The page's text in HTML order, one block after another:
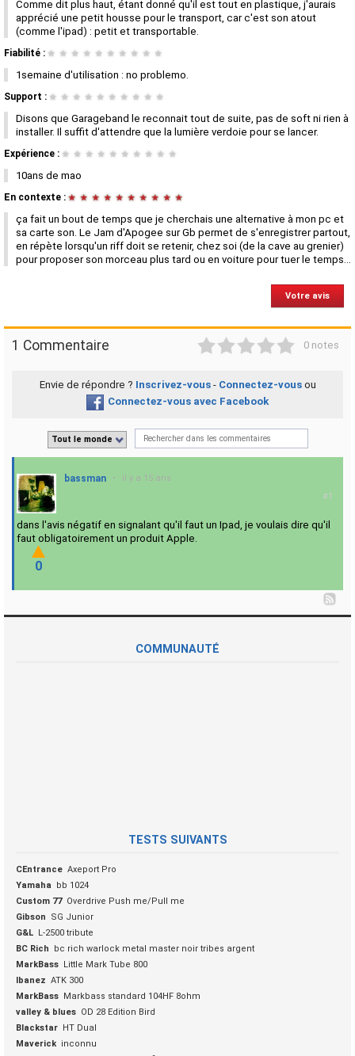
Comme dit plus haut, étant donné qu'il est tout en plastique, j'aurais
apprécié une petit housse pour le transport, car c'est son atout
(comme l'ipad) : petit et transportable.
Fiabilité : ★ ★ ★ ★ ★ ★ ★ ★ ★ ★
1semaine d'utilisation : no problemo.
Support : ★ ★ ★ ★ ★ ★ ★ ★ ★ ★
Disons que Garageband le reconnait tout de suite, pas de soft ni rien à
installer. Il suffit d'attendre que la lumière verdoie pour se lancer.
Expérience : ★ ★ ★ ★ ★ ★ ★ ★ ★ ★
10ans de mao
En contexte : ★ ★ ★ ★ ★ ★ ★ ★ ★ ★
ça fait un bout de temps que je cherchais une alternative à mon pc et
sa carte son. Le Jam d'Apogee sur Gb permet de s'enregistrer partout,
en répète lorsqu'un riff doit se retenir, chez soi (de la cave au grenier)
pour proposer son morceau plus tard ou en voiture pour tuer le temps...
Votre avis
1 Commentaire 0 notes
Envie de répondre ? Inscrivez-vous- Connectez-vousou
Connectez-vous avec Facebook
Tout le monde
#1
bassman • il y a 15 ans
dans l'avis négatif en signalant qu'il faut un Ipad, je voulais dire qu'il
faut obligatoirement un produit Apple.
0
COMMUNAUTÉ
TESTS SUIVANTS
CEntrance Axeport Pro
Yamaha
bb 1024
Custom 77 Overdrive Push me/Pull me
Gibson
SG Junior
G&L L-2500 tribute
BC Rich
bc rich warlock metal master noir tribes argent
MarkBass Little Mark Tube 800
Ibanez ATK 300
MarkBass Markbass standard 104HF 8ohm
valley & blues OD 28 Edition Bird
Blackstar HT Dual
Maverick inconnu